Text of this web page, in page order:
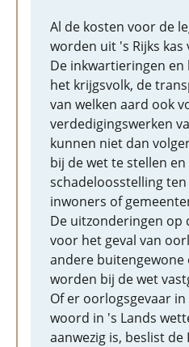
Al de kosten voor de
worden uit 's Rijks kas
De inkwartieringen
het krijgsvolk, de
van welken aard ook
verdedigingswerken
kunnen niet dan
bij de wet te stellen en
schadeloosstelling
inwoners of
De uitzonderingen op
voor het geval van
andere
worden bij de wet
Of er oorlogsgevaar
woord in 's Lands
aanwezig is, beslist de